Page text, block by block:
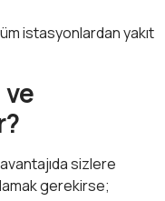
istasyonlardan yakıt
ve
sizlere
gerekirse;